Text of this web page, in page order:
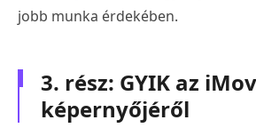
jobb munka érdekében.
3. rész: GYIK az
képernyőjéről